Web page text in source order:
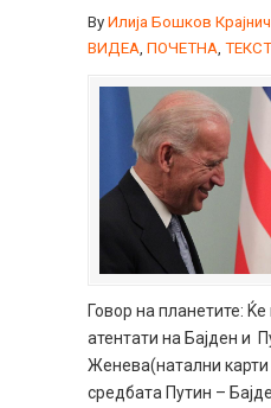
By Илија Бошков
ВИДЕА, ПОЧЕТНА,
Говор на планетите:
атентати на Бајден и
Женева(натални
средбата Путин –